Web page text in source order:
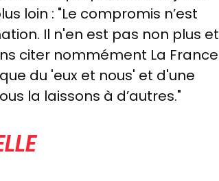
loin : "Le compromis n’est
Il n'en est pas non plus et
citer nommément La France
du 'eux et nous' et d'une
la laissons à d’autres."